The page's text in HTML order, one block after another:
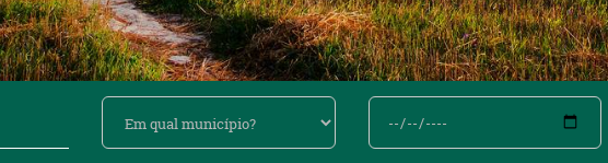
Em
município?
De